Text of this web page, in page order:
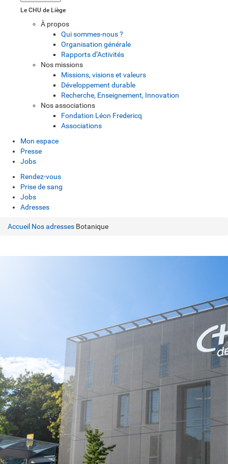
Le CHU de Liège
À propos
Qui sommes-nous ?
Organisation générale
Rapports d’Activités
Nos missions
Missions, visions et valeurs
Développement durable
Recherche, Enseignement, Innovation
Nos associations
Fondation Léon Fredericq
Associations
Mon espace
Presse
Jobs
Rendez-vous
Prise de sang
Jobs
Adresses
Accueil Nos adresses Botanique